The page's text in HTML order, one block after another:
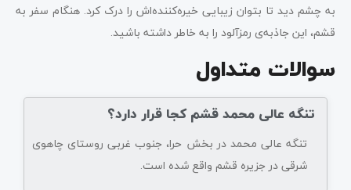
به چشم دید تا بتوان زیبایی خیره‌کننده‌اش را درک کرد. هنگام سفر به
قشم، این جاذبه‌ی رمزآلود را به خاطر داشته باشید.
سوالات متداول
تنگه عالی محمد قشم کجا قرار دارد؟
تنگه عالی محمد در بخش حرا، جنوب غربی روستای چاهوی
شرقی در جزیره قشم واقع شده است.